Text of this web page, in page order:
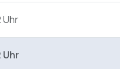
Uhr
Uhr